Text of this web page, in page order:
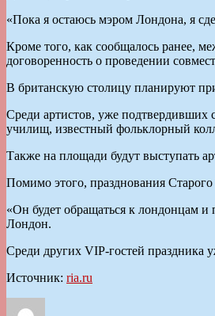
«Пока я остаюсь мэром Лондона, я
Кроме того, как сообщалось ранее,
договоренность о проведении
В британскую столицу планируют
Среди артистов, уже подтвердивших
училищ, известный фольклорный
Также на площади будут выступать
Помимо этого, празднования
«Он будет обращаться к лондонцам
Лондон.
Среди других VIP-гостей праздника
Источник: ria.ru